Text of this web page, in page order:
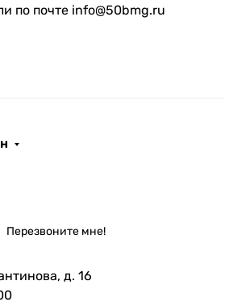
по почте info@50bmg.ru
Перезвоните мне!
д. 16